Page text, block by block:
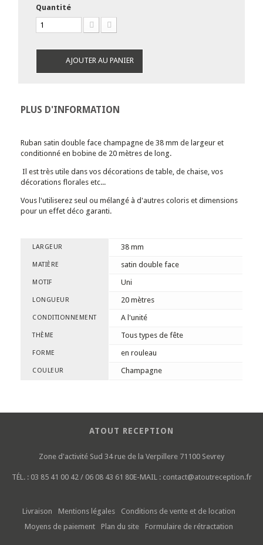
Quantité
AJOUTER AU PANIER
PLUS D'INFORMATION
Ruban satin double face champagne de 38 mm de largeur et
conditionné en bobine de 20 mètres de long.
Il est très utile dans vos décorations de table, de chaise, vos
décorations florales etc...
Vous l'utiliserez seul ou mélangé à d'autres coloris et dimensions
pour un effet déco garanti.
LARGEUR 38 mm
MATIÈRE satin double face
MOTIF Uni
LONGUEUR 20 mètres
CONDITIONNEMENT A l'unité
THÈME Tous types de fête
FORME en rouleau
COULEUR Champagne
ATOUT RECEPTION
Zone d'activité Sud 34 rue de la Verpillere 71100 Sevrey
TÉL. : 03 85 41 00 42 / 06 08 43 61 80E-MAIL : contact@atoutreception.fr
Livraison Mentions légales
Conditions de vente et de location
Moyens de paiement
Plan du site Formulaire de rétractation